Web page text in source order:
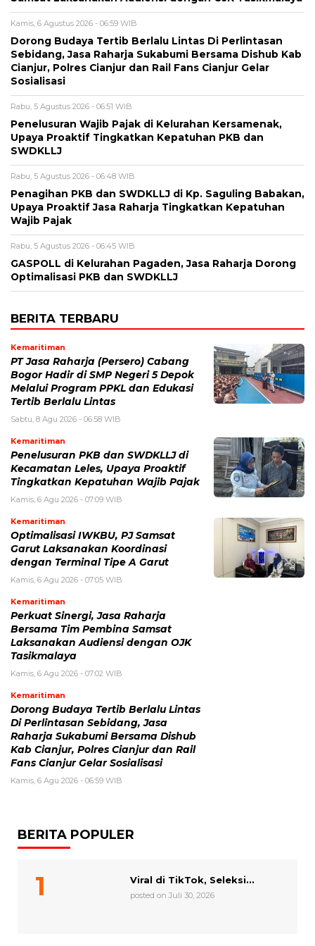
Kamis, 6 Agustus 2026 - 06:59 WIB
Dorong Budaya Tertib Berlalu Lintas Di Perlintasan
Sebidang, Jasa Raharja Sukabumi Bersama Dishub Kab
Cianjur, Polres Cianjur dan Rail Fans Cianjur Gelar
Sosialisasi
Rabu, 5 Agustus 2026 - 06:51 WIB
Penelusuran Wajib Pajak di Kelurahan Kersamenak,
Upaya Proaktif Tingkatkan Kepatuhan PKB dan
SWDKLLJ
Rabu, 5 Agustus 2026 - 06:48 WIB
Penagihan PKB dan SWDKLLJ di Kp. Saguling Babakan,
Upaya Proaktif Jasa Raharja Tingkatkan Kepatuhan
Wajib Pajak
Rabu, 5 Agustus 2026 - 06:45 WIB
GASPOLL di Kelurahan Pagaden, Jasa Raharja Dorong
Optimalisasi PKB dan SWDKLLJ
BERITA TERBARU
Kemaritiman
PT Jasa Raharja (Persero) Cabang
Bogor Hadir di SMP Negeri 5 Depok
Melalui Program PPKL dan Edukasi
Tertib Berlalu Lintas
Sabtu, 8 Agu 2026 - 06:58 WIB
Kemaritiman
Penelusuran PKB dan SWDKLLJ di
Kecamatan Leles, Upaya Proaktif
Tingkatkan Kepatuhan Wajib Pajak
Kamis, 6 Agu 2026 - 07:09 WIB
Kemaritiman
Optimalisasi IWKBU, PJ Samsat
Garut Laksanakan Koordinasi
dengan Terminal Tipe A Garut
Kamis, 6 Agu 2026 - 07:05 WIB
Kemaritiman
Perkuat Sinergi, Jasa Raharja
Bersama Tim Pembina Samsat
Laksanakan Audiensi dengan OJK
Tasikmalaya
Kamis, 6 Agu 2026 - 07:02 WIB
Kemaritiman
Dorong Budaya Tertib Berlalu Lintas
Di Perlintasan Sebidang, Jasa
Raharja Sukabumi Bersama Dishub
Kab Cianjur, Polres Cianjur dan Rail
Fans Cianjur Gelar Sosialisasi
Kamis, 6 Agu 2026 - 06:59 WIB
BERITA POPULER
Viral di TikTok, Seleksi...
posted on Juli 30, 2026